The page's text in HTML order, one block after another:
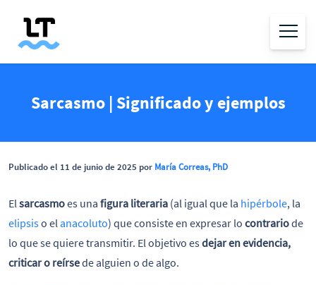
Sarcasmo | Significado y ejemplos
Publicado el 11 de junio de 2025 por María Correas, PhD
El sarcasmoes una figura literaria (al igual que la hipérbole, la
elipsiso el anacoluto) que consiste en expresar lo contrariode
lo que se quiere transmitir. El objetivo esdejar en evidencia,
criticar o reírsede alguien o de algo.